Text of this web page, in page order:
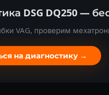
DSG DQ250 —
VAG, проверим
на диагностику →